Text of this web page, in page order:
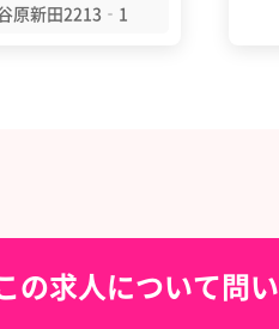
原新田2213‐1
の求人について問